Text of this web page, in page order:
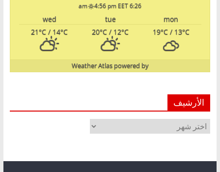
6:26 am
4:56 pm EET
mon
tue
wed
19°C/ 13°C
20°C / 12°C
21°C / 14°C
powered by
Weather Atlas
الأرشيف
الأرشيف